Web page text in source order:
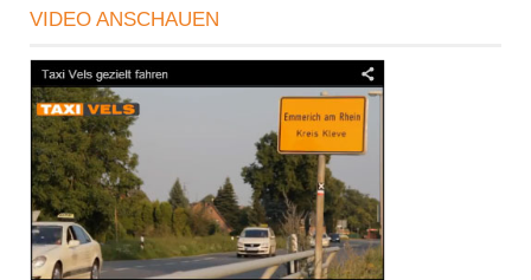
VIDEO ANSCHAUEN